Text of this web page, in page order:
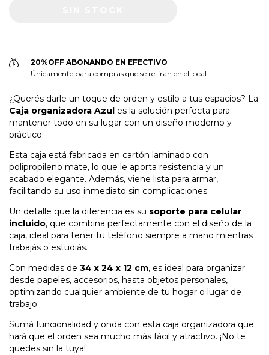
20%OFF ABONANDO EN EFECTIVO
Únicamente para compras que se retiran en el local.
¿Querés darle un toque de orden y estilo a tus espacios? La
Caja organizadora Azul es la solución perfecta para
mantener todo en su lugar con un diseño moderno y
práctico.
Esta caja está fabricada en cartón laminado con
polipropileno mate, lo que le aporta resistencia y un
acabado elegante. Además, viene lista para armar,
facilitando su uso inmediato sin complicaciones.
Un detalle que la diferencia es su soporte para celular
incluido, que combina perfectamente con el diseño de la
caja, ideal para tener tu teléfono siempre a mano mientras
trabajás o estudiás.
Con medidas de 34 x 24 x 12 cm, es ideal para organizar
desde papeles, accesorios, hasta objetos personales,
optimizando cualquier ambiente de tu hogar o lugar de
trabajo.
Sumá funcionalidad y onda con esta caja organizadora que
hará que el orden sea mucho más fácil y atractivo. ¡No te
quedes sin la tuya!